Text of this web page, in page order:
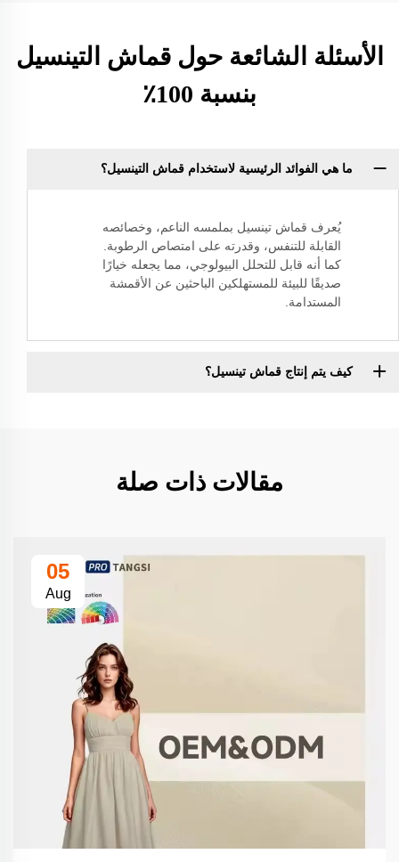
الأسئلة الشائعة حول قماش التينسيل
بنسبة 100٪
ما هي الفوائد الرئيسية لاستخدام قماش التينسيل؟
يُعرف قماش تينسيل بملمسه الناعم، وخصائصه
القابلة للتنفس، وقدرته على امتصاص الرطوبة.
كما أنه قابل للتحلل البيولوجي، مما يجعله خيارًا
صديقًا للبيئة للمستهلكين الباحثين عن الأقمشة
المستدامة.
كيف يتم إنتاج قماش تينسيل؟
مقالات ذات صلة
05
Aug